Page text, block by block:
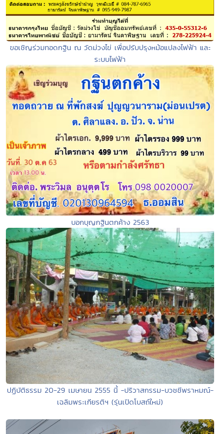
ขอเชิญร่วมทอดกฐิน ณ วัดม่วงไข่ เพื่อปรับปรุงหม้อแปลงไฟฟ้า และ
ระบบไฟฟ้า
บอกบุญกฐินตกค้าง 2563
ปฏิบัติธรรม 20-29 เมษายน 2555 นี้ -ปริวาสกรรม-บวชชีพราหมณ์-
เฉลิมพระเกียรติฯ (รุ่นเปิดโบสถ์ใหม่)